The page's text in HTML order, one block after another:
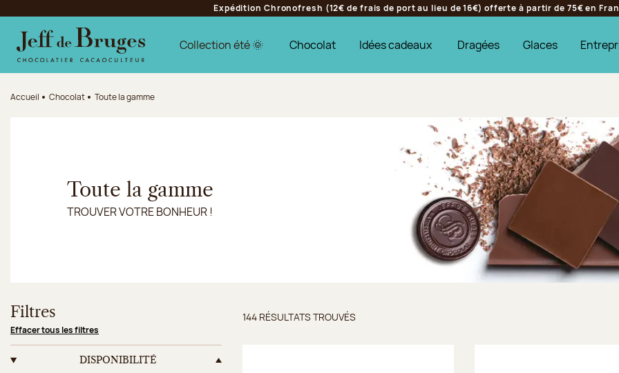
Aller au contenu principal
Aller au pied de page
Expédition Chronofresh (12€ de frais de port au lieu de 16€) offerte à partir de 75€ en
Collection été 🌞 Chocolat Idées cadeaux Dragées Glaces
Accueil Chocolat Toute la gamme
Toute la gamme
TROUVER VOTRE BONHEUR !
Filtres
Effacer tous les filtres
DISPONIBILITÉ
Résultats trouvés
144 RÉSULTATS TROUVÉS